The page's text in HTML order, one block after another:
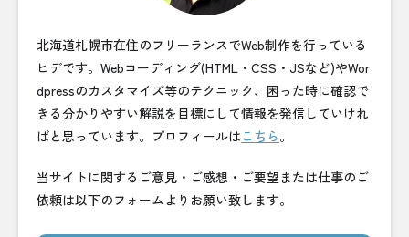
北海道札幌市在住のフリーランスでWeb制作を行っている
ヒデです。Webコーディング(HTML・CSS・JSなど)やWor
dpressのカスタマイズ等のテクニック、困った時に確認で
きる分かりやすい解説を目標にして情報を発信していけれ
ばと思っています。プロフィールはこちら。
当サイトに関するご意見・ご感想・ご要望または仕事のご
依頼は以下のフォームよりお願い致します。